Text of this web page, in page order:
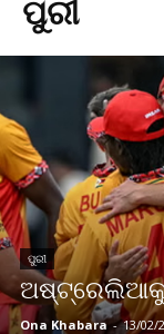
ପୁରୀ
ପୁରୀ
ଅଷ୍ଟ୍ରେଲିଆକୁ
Ona Khabara - 13/02/